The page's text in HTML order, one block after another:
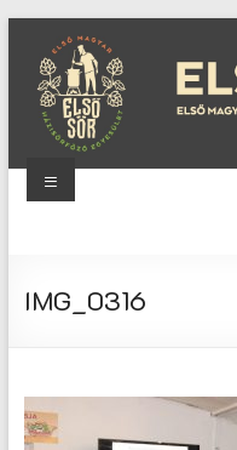
content
Magyar
Menu
IMG_0316